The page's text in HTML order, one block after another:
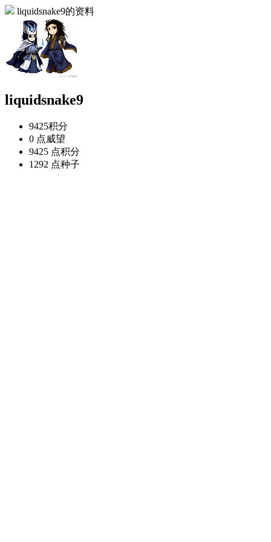
liquidsnake9的资料
liquidsnake9
9425积分
0 点威望
9425 点积分
1292 点种子